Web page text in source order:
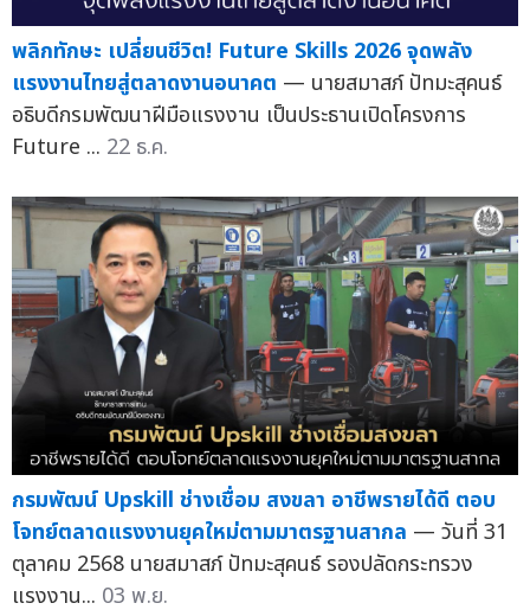
พลิกทักษะ เปลี่ยนชีวิต! Future Skills 2026 จุดพลัง
แรงงานไทยสู่ตลาดงานอนาคต — นายสมาสภ์ ปัทมะสุคนธ์
อธิบดีกรมพัฒนาฝีมือแรงงาน เป็นประธานเปิดโครงการ
Future ... 22 ธ.ค.
กรมพัฒน์ Upskill ช่างเชื่อม สงขลา อาชีพรายได้ดี ตอบ
โจทย์ตลาดแรงงานยุคใหม่ตามมาตรฐานสากล — วันที่ 31
ตุลาคม 2568 นายสมาสภ์ ปัทมะสุคนธ์ รองปลัดกระทรวง
แรงงาน... 03 พ.ย.